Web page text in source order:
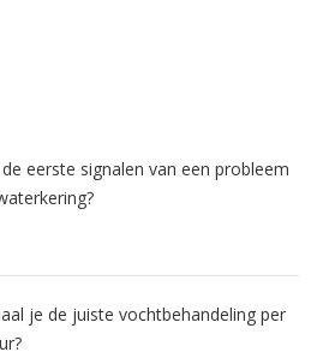
eerste signalen van een probleem
je de juiste vochtbehandeling per